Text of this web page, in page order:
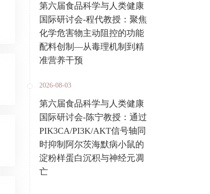
第六届食品科学与人类健康
国际研讨会-程代教授：聚焦
化学危害物主动阻控的功能
配料创制—从毒理机制到精
准营养干预
2026-08-03
第六届食品科学与人类健康
国际研讨会-陈宁教授：通过
PIK3CA/PI3K/AKT信号轴同
时抑制阿尔茨海默病小鼠的
淀粉样蛋白沉积与神经元凋
亡